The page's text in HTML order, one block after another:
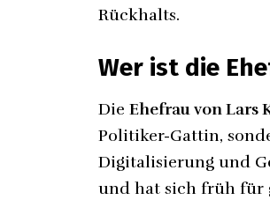
Rückhalts.
Wer ist die
DieEhefrau von Lars
Politiker-Gattin,
Digitalisierung und
und hat sich früh für